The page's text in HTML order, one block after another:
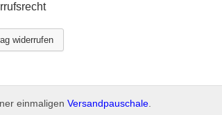
widerrufen
einmaligen Versandpauschale